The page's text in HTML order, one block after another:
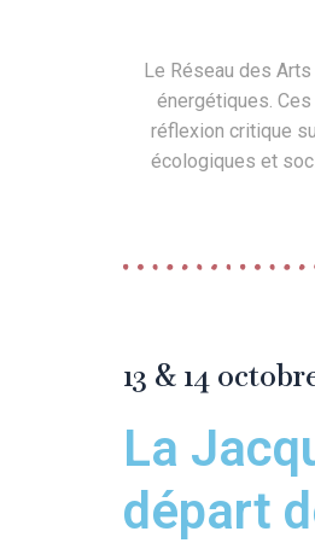
Le Réseau des
énergétiques.
réflexion critique
écologiques et
13 & 14
La
départ